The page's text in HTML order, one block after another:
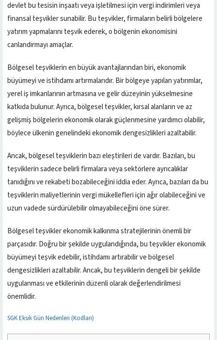
devlet bu tesisin inşaatı veya işletilmesi için vergi indirimleri veya
finansal teşvikler sunabilir. Bu teşvikler, firmaların belirli bölgelere
yatırım yapmalarını teşvik ederek, o bölgenin ekonomisini
canlandırmayı amaçlar.
Bölgesel teşviklerin en büyük avantajlarından biri, ekonomik
büyümeyi ve istihdamı artırmalarıdır. Bir bölgeye yapılan yatırımlar,
yerel iş imkanlarının artmasına ve gelir düzeyinin yükselmesine
katkıda bulunur. Ayrıca, bölgesel teşvikler, kırsal alanların ve az
gelişmiş bölgelerin ekonomik olarak güçlenmesine yardımcı olabilir,
böylece ülkenin genelindeki ekonomik dengesizlikleri azaltabilir.
Ancak, bölgesel teşviklerin bazı eleştirileri de vardır. Bazıları, bu
teşviklerin sadece belirli firmalara veya sektörlere ayrıcalıklar
tanıdığını ve rekabeti bozabileceğini iddia eder. Ayrıca, bazıları da bu
teşviklerin maliyetlerinin vergi mükellefleri için ağır olabileceğini ve
uzun vadede sürdürülebilir olmayabileceğini öne sürer.
Bölgesel teşvikler ekonomik kalkınma stratejilerinin önemli bir
parçasıdır. Doğru bir şekilde uygulandığında, bu teşvikler ekonomik
büyümeyi teşvik edebilir, istihdamı artırabilir ve bölgesel
dengesizlikleri azaltabilir. Ancak, bu teşviklerin dengeli bir şekilde
uygulanması ve etkilerinin düzenli olarak değerlendirilmesi
önemlidir.
SGK Eksik Gün Nedenleri (Kodları)